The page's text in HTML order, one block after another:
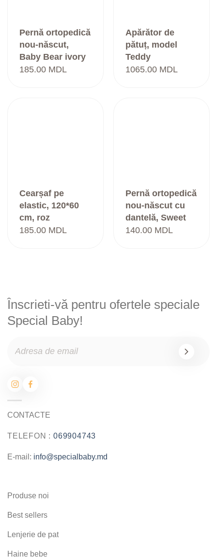
Pernă ortopedică
nou-născut,
Baby Bear ivory
185.00 MDL
Apărător de
pătuț, model
Teddy
1065.00 MDL
Cearșaf pe
elastic, 120*60
cm, roz
185.00 MDL
Pernă ortopedică
nou-născut cu
dantelă, Sweet
dreams, albastru
140.00 MDL
Înscrieti-vă pentru ofertele speciale
Special Baby!
CONTACTE
TELEFON :069904743
E-mail: info@specialbaby.md
Produse noi
Best sellers
Lenjerie de pat
Haine bebe